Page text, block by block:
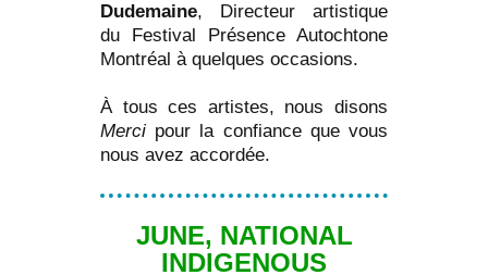
Dudemaine, Directeur artistique
du Festival Présence Autochtone
Montréal à quelques occasions.
À tous ces artistes, nous disons
Merci pour la confiance que vous
nous avez accordée.
JUNE, NATIONAL
INDIGENOUS